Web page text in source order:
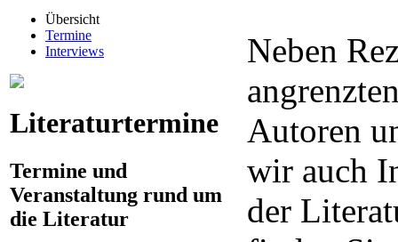
Übersicht
Termine
Interviews
Literaturtermine
Termine und
Veranstaltung rund um
die Literatur
Neben
Autoren
wir auch
der